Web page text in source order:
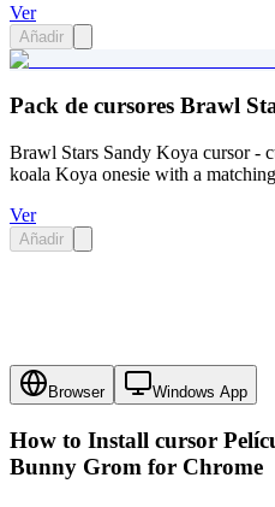
Ver
Añadir
Pack de cursores Brawl
Brawl Stars Sandy Koya cursor -
koala Koya onesie with a
Ver
Añadir
Browser Windows App
How to Install cursor
Bunny Grom for Chrome